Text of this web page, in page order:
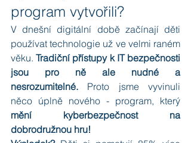
program vytvořili?
V dnešní digitální době začínají děti
používat technologie už ve velmi raném
věku. Tradiční přístupy k IT bezpečnosti
jsou pro ně ale nudné a
nesrozumitelné. Proto jsme vyvinuli
mění kyberbezpečnost na
dobrodružnou hru!